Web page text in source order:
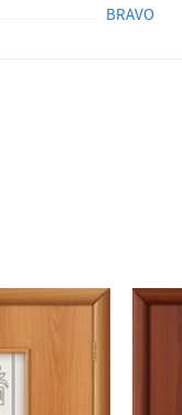
BRAVO